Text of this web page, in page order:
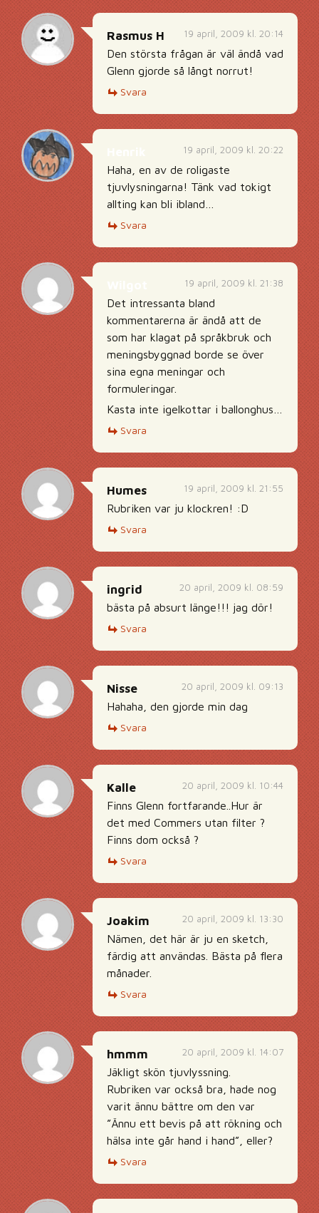
19 april, 2009 kl. 20:14
Rasmus H
Den största frågan är väl ändå vad
Glenn gjorde så långt norrut!
Svara
19 april, 2009 kl. 20:22
Haha, en av de roligaste
tjuvlysningarna! Tänk vad tokigt
allting kan bli ibland…
Svara
19 april, 2009 kl. 21:38
Det intressanta bland
kommentarerna är ändå att de
som har klagat på språkbruk och
meningsbyggnad borde se över
sina egna meningar och
formuleringar.
Kasta inte igelkottar i ballonghus…
Svara
19 april, 2009 kl. 21:55
Humes
Rubriken var ju klockren! :D
Svara
20 april, 2009 kl. 08:59
ingrid
bästa på absurt länge!!! jag dör!
Svara
20 april, 2009 kl. 09:13
Nisse
Hahaha, den gjorde min dag
Svara
20 april, 2009 kl. 10:44
Kalle
Finns Glenn fortfarande..Hur är
det med Commers utan filter ?
Finns dom också ?
Svara
20 april, 2009 kl. 13:30
Joakim
Nämen, det här är ju en sketch,
färdig att användas. Bästa på flera
månader.
Svara
20 april, 2009 kl. 14:07
hmmm
Jäkligt skön tjuvlyssning.
Rubriken var också bra, hade nog
varit ännu bättre om den var
”Ännu ett bevis på att rökning och
hälsa inte går hand i hand”, eller?
Svara